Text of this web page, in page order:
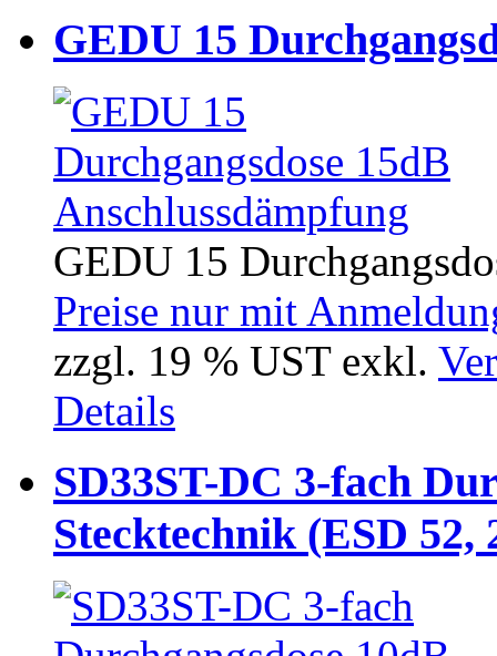
GEDU 15
GEDU 15
Preise nur mit
zzgl. 19 % UST exkl.
Details
SD33ST-DC 3-fach
Stecktechnik (ESD 52,